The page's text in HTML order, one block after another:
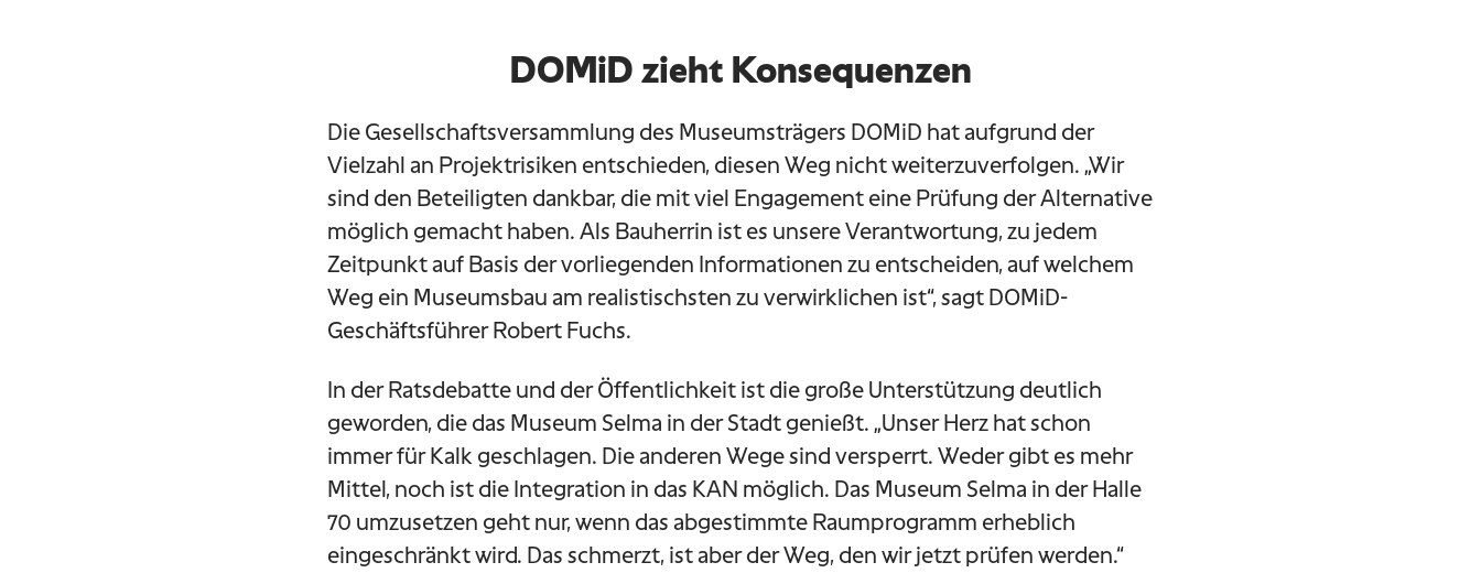
DOMiD zieht Konsequenzen
Die Gesellschaftsversammlung des Museumsträgers DOMiD hat aufgrund der
Vielzahl an Projektrisiken entschieden, diesen Weg nicht weiterzuverfolgen. „Wir
sind den Beteiligten dankbar, die mit viel Engagement eine Prüfung der Alternative
möglich gemacht haben. Als Bauherrin ist es unsere Verantwortung, zu jedem
Zeitpunkt auf Basis der vorliegenden Informationen zu entscheiden, auf welchem
Weg ein Museumsbau am realistischsten zu verwirklichen ist“, sagt DOMiD-
Geschäftsführer Robert Fuchs.
In der Ratsdebatte und der Öffentlichkeit ist die große Unterstützung deutlich
geworden, die das Museum Selma in der Stadt genießt. „Unser Herz hat schon
immer für Kalk geschlagen. Die anderen Wege sind versperrt. Weder gibt es mehr
Mittel, noch ist die Integration in das KAN möglich. Das Museum Selma in der Halle
70 umzusetzen geht nur, wenn das abgestimmte Raumprogramm erheblich
eingeschränkt wird. Das schmerzt, ist aber der Weg, den wir jetzt prüfen werden.“